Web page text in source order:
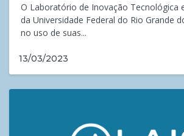
O Laboratório de Inovação Tecnológica
da Universidade Federal do Rio Grande
no uso de suas...
13/03/2023